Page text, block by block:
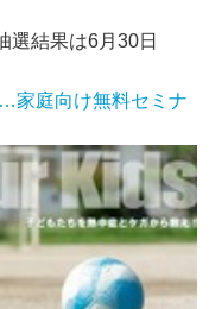
選結果は6月30日
家庭向け無料セミナ